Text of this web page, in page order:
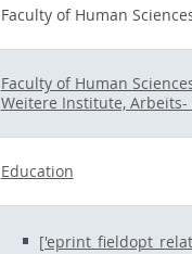
Faculty of Human
Faculty of Human
Weitere Institute,
Education